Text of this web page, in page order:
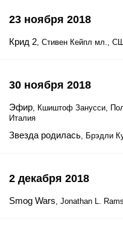
23 ноября 2018
Крид 2, Стивен Кейпл мл.,
30 ноября 2018
Эфир, Кшиштоф Занусси,
Италия
Звезда родилась, Брэдли
2 декабря 2018
Smog Wars, Jonathan L.